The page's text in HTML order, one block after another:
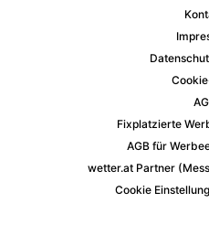
Fixplatzierte
AGB für
wetter.at Partner
Cookie